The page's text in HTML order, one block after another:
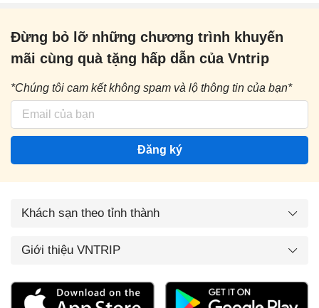
Đừng bỏ lỡ những chương trình khuyến
mãi cùng quà tặng hấp dẫn của Vntrip
*Chúng tôi cam kết không spam và lộ thông tin của bạn*
Đăng ký
Khách sạn theo tỉnh thành
Giới thiệu VNTRIP